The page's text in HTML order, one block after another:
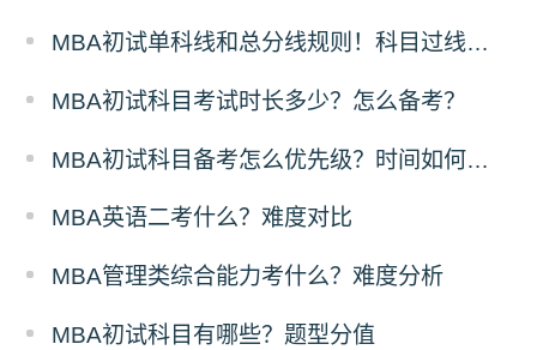
MBA初试单科线和总分线规则！科目过线标准
MBA初试科目考试时长多少？怎么备考？
MBA初试科目备考怎么优先级？时间如何分配？
MBA英语二考什么？难度对比
MBA管理类综合能力考什么？难度分析
MBA初试科目有哪些？题型分值